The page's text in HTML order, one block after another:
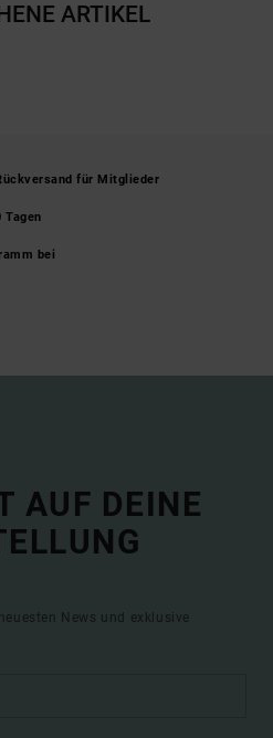
ARTIKEL
für Mitglieder
Tagen
bei
AUF DEINE
News und exklusive